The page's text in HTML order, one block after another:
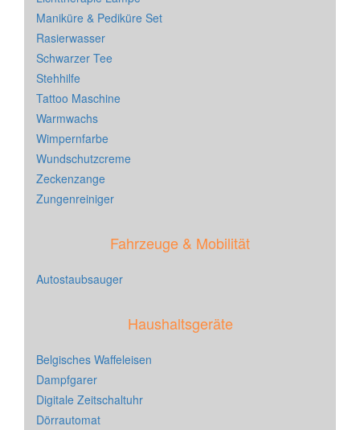
Maniküre & Pediküre Set
Rasierwasser
Schwarzer Tee
Stehhilfe
Tattoo Maschine
Warmwachs
Wimpernfarbe
Wundschutzcreme
Zeckenzange
Zungenreiniger
Fahrzeuge & Mobilität
Autostaubsauger
Haushaltsgeräte
Belgisches Waffeleisen
Dampfgarer
Digitale Zeitschaltuhr
Dörrautomat